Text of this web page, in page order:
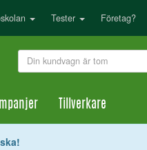
Tester Företag?
Din kundvagn är tom
Tillverkare